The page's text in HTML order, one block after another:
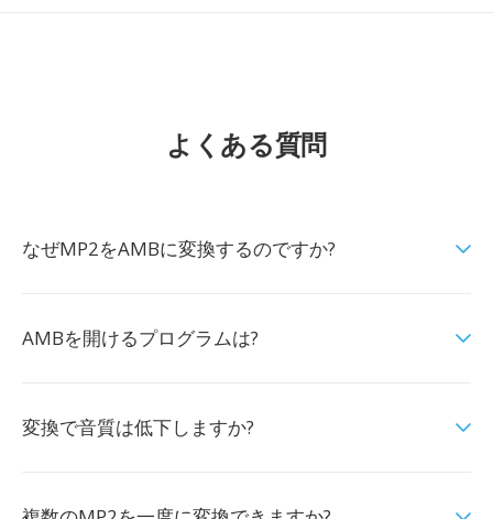
よくある質問
なぜMP2をAMBに変換するのですか?
AMBを開けるプログラムは?
変換で音質は低下しますか?